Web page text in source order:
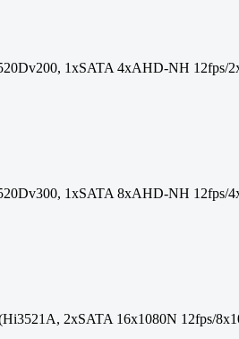
1xSATA 4xAHD-NH
1xSATA 8xAHD-NH
2xSATA 16x1080N 12fps/